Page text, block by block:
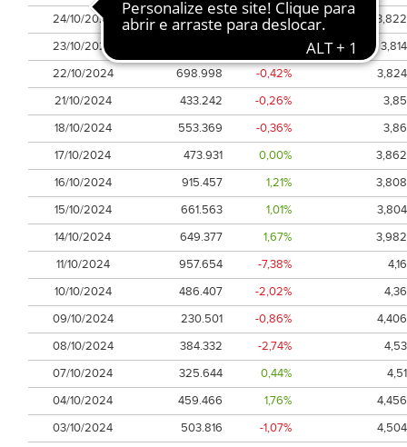
24/10/2024
340.038 -0,42%
3,822
23/10/2024
3,814
22/10/2024
698.998 -0,42%
3,824
21/10/2024
433.242 -0,26%
3,85
18/10/2024
553.369 -0,36%
3,86
17/10/2024
473.931 0,00%
3,862
16/10/2024
915.457 1,21%
3,808
15/10/2024
661.563 1,01%
3,804
14/10/2024
649.377 1,67%
3,982
11/10/2024
957.654 -7,38%
4,16
10/10/2024
486.407 -2,02%
4,36
09/10/2024
230.501 -0,86%
4,406
08/10/2024
384.332 -2,74%
4,53
07/10/2024
325.644 0,44%
4,51
04/10/2024
459.466 1,76%
4,456
03/10/2024
503.816 -1,07%
4,504